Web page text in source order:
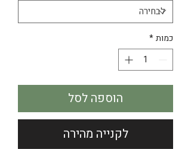
כמות*
הוספה לסל
לקנייה מהירה